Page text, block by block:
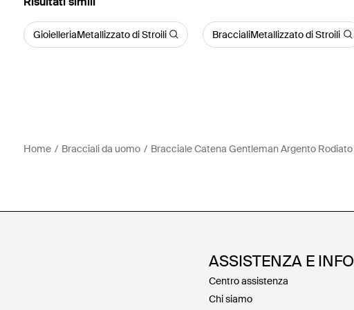
GioielleriaMetallizzato di Stroili BraccialiMetallizzato di Stroili
Home Bracciali da uomo Bracciale Catena Gentleman Argento Rodiato
ASSISTENZA E INFO
Centro assistenza
Chi siamo